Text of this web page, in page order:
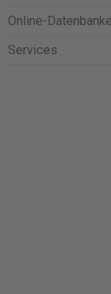
Online-
Services